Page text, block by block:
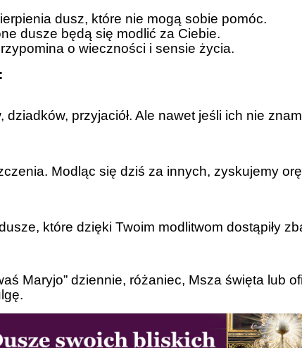
dusz, które nie mogą sobie pomóc.
dusze będą się modlić za Ciebie.
o wieczności i sensie życia.
przyjaciół. Ale nawet jeśli ich nie
Modląc się dziś za innych, zyskujemy
które dzięki Twoim modlitwom dostąpiły
Maryjo” dziennie, różaniec, Msza święta lub